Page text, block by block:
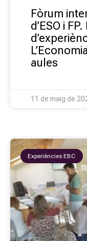
Fòrum
d’ESO i
aules
11 de maig de
Experiències EBC